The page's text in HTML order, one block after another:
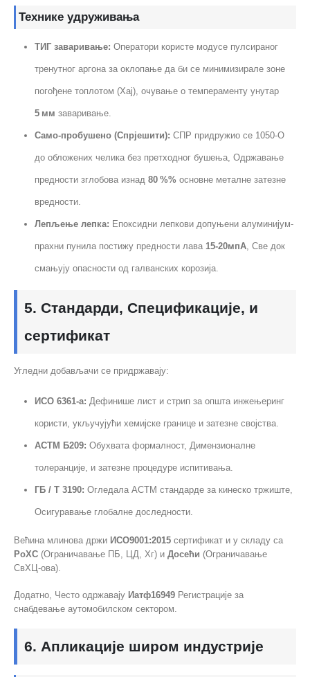
Технике удруживања
ТИГ заваривање: Оператори користе модусе пулсираног
тренутног аргона за оклопање да би се минимизирале зоне
погођене топлотом (Хај), очување о темпераменту унутар
5 мм заваривање.
Само-пробушено (Спрјешити): СПР придружио се 1050-О
до обложених челика без претходног бушења, Одржавање
предности зглобова изнад 80 %%основне металне затезне
вредности.
Лепљење лепка: Епоксидни лепкови допуњени алуминијум-
прахни пунила постижу предности лава 15-20мпА, Све док
смањују опасности од галванских корозија.
5. Стандарди, Спецификације, и
сертификат
Угледни добављачи се придржавају:
ИСО 6361-а: Дефинише лист и стрип за општа инжењеринг
користи, укључујући хемијске границе и затезне својства.
АСТМ Б209: Обухвата формалност, Димензионалне
толеранције, и затезне процедуре испитивања.
ГБ / Т 3190: Огледала АСТМ стандарде за кинеско тржиште,
Осигуравање глобалне доследности.
Већина млинова држи ИСО9001:2015 сертификат и у складу са
РоХС (Ограничавање ПБ, ЦД, Хг) и Досећи (Ограничавање
СвХЦ-ова).
Додатно, Често одржавају Иатф16949 Регистрације за
снабдевање аутомобилском сектором.
6. Апликације широм индустрије